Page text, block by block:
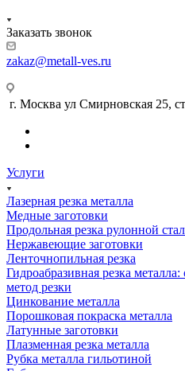
Заказать звонок
zakaz@metall-ves.ru
г. Москва ул Смирновская 25,
Услуги
Лазерная резка металла
Медные заготовки
Продольная резка рулонной
Нержавеющие заготовки
Ленточнопильная резка
Гидроабразивная резка
метод резки
Цинкование металла
Порошковая покраска металла
Латунные заготовки
Плазменная резка металла
Рубка металла гильотиной